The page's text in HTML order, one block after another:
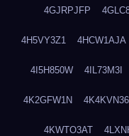
4GJRPJFP
4H5VY3Z1 4HCW1AJA
4I5H850W 4IL73M3I
4K2GFW1N 4K4KVN36
4KWTO3AT